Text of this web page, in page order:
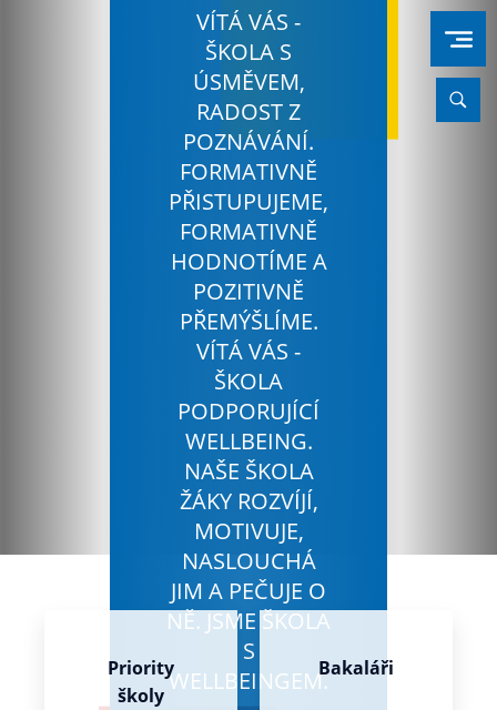
VÍTÁ VÁS -
ŠKOLA S
ÚSMĚVEM,
RADOST Z
POZNÁVÁNÍ.
FORMATIVNĚ
PŘISTUPUJEME,
FORMATIVNĚ
HODNOTÍME A
POZITIVNĚ
PŘEMÝŠLÍME.
VÍTÁ VÁS -
ŠKOLA
PODPORUJÍCÍ
WELLBEING.
NAŠE ŠKOLA
ŽÁKY ROZVÍJÍ,
MOTIVUJE,
NASLOUCHÁ
JIM A PEČUJE O
NĚ. JSME ŠKOLA
S
WELLBEINGEM.
Priority
školy
Bakaláři